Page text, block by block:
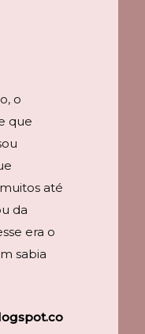
o
que
até
da
era o
sabia